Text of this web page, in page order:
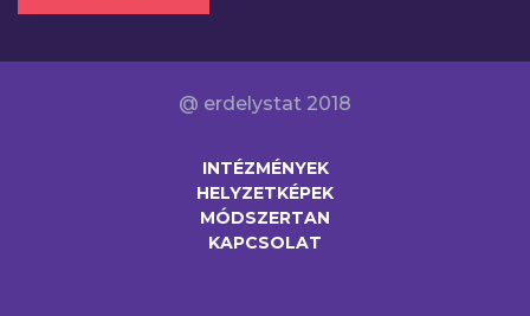
@ erdelystat 2018
INTÉZMÉNYEK
HELYZETKÉPEK
MÓDSZERTAN
KAPCSOLAT